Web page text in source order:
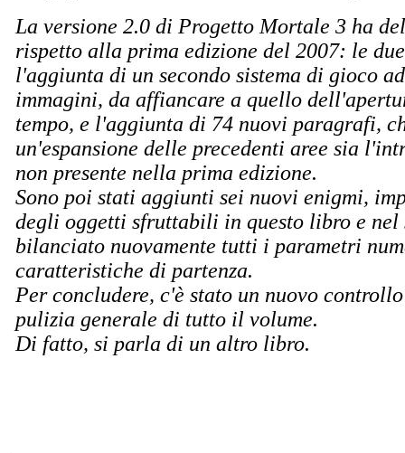
La versione 2.0 di Progetto Mortale 3 ha
rispetto alla prima edizione del 2007: le
l'aggiunta di un secondo sistema di gioco
immagini, da affiancare a quello
tempo, e l'aggiunta di 74 nuovi paragrafi,
un'espansione delle precedenti aree sia
non presente nella prima edizione.
Sono poi stati aggiunti sei nuovi enigmi,
degli oggetti sfruttabili in questo libro e nel
bilanciato nuovamente tutti i parametri
caratteristiche di partenza.
Per concludere, c'è stato un nuovo
pulizia generale di tutto il volume.
Di fatto, si parla di un altro libro.